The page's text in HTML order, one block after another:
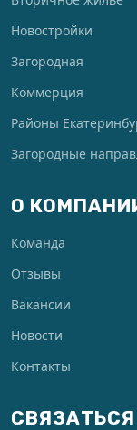
Новостройки
Загородная
Коммерция
Районы
Загородные
О
Команда
Отзывы
Вакансии
Новости
Контакты